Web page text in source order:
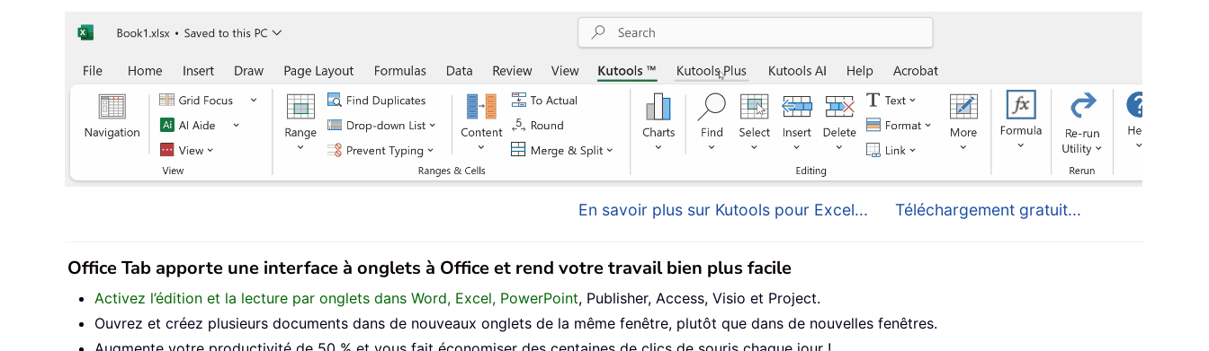
En savoir plus sur Kutools pour Excel... Téléchargement gratuit...
Office Tab apporte une interface à onglets à Office et rend votre travail bien plus facile
Activez l’édition et la lecture par onglets dans Word, Excel, PowerPoint, Publisher, Access, Visio et Project.
Ouvrez et créez plusieurs documents dans de nouveaux onglets de la même fenêtre, plutôt que dans de nouvelles fenêtres.